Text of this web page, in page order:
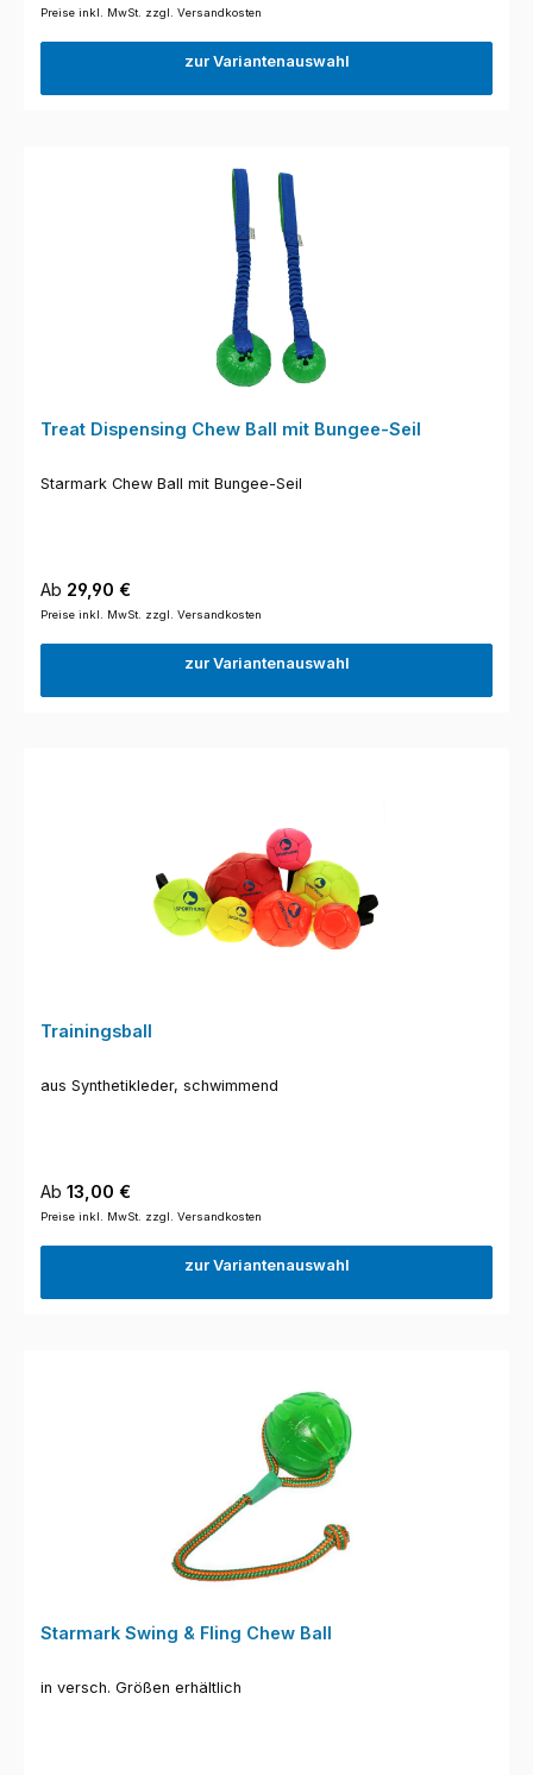
Preise inkl. MwSt. zzgl. Versandkosten
zur Variantenauswahl
Treat Dispensing Chew Ball mit Bungee-Seil
Starmark Chew Ball mit Bungee-Seil
Regulärer Preis:
Ab 29,90 €
Preise inkl. MwSt. zzgl. Versandkosten
zur Variantenauswahl
Trainingsball
aus Synthetikleder, schwimmend
Regulärer Preis:
Ab 13,00 €
Preise inkl. MwSt. zzgl. Versandkosten
zur Variantenauswahl
Starmark Swing & Fling Chew Ball
in versch. Größen erhältlich